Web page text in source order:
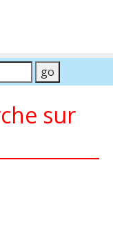
sur